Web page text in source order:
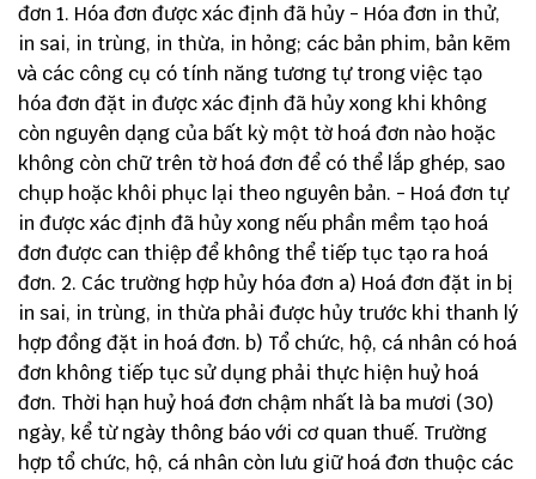
đơn 1. Hóa đơn được xác định đã hủy - Hóa đơn in thử,
in sai, in trùng, in thừa, in hỏng; các bản phim, bản kẽm
và các công cụ có tính năng tương tự trong việc tạo
hóa đơn đặt in được xác định đã hủy xong khi không
còn nguyên dạng của bất kỳ một tờ hoá đơn nào hoặc
không còn chữ trên tờ hoá đơn để có thể lắp ghép, sao
chụp hoặc khôi phục lại theo nguyên bản. - Hoá đơn tự
in được xác định đã hủy xong nếu phần mềm tạo hoá
đơn được can thiệp để không thể tiếp tục tạo ra hoá
đơn. 2. Các trường hợp hủy hóa đơn a) Hoá đơn đặt in bị
in sai, in trùng, in thừa phải được hủy trước khi thanh lý
hợp đồng đặt in hoá đơn. b) Tổ chức, hộ, cá nhân có hoá
đơn không tiếp tục sử dụng phải thực hiện huỷ hoá
đơn. Thời hạn huỷ hoá đơn chậm nhất là ba mươi (30)
ngày, kể từ ngày thông báo với cơ quan thuế. Trường
hợp tổ chức, hộ, cá nhân còn lưu giữ hoá đơn thuộc các